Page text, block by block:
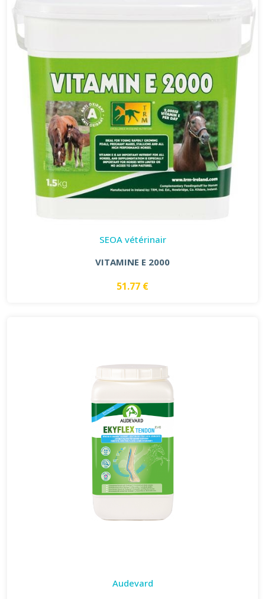
SEOA vétérinair
VITAMINE E 2000
51.77 €
Audevard